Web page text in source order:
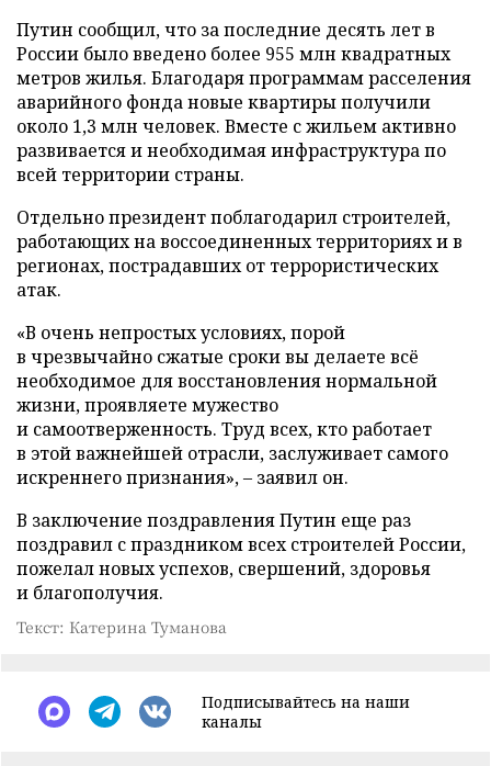
Путин сообщил, что за последние десять лет в
России было введено более 955 млн квадратных
метров жилья. Благодаря программам расселения
аварийного фонда новые квартиры получили
около 1,3 млн человек. Вместе с жильем активно
развивается и необходимая инфраструктура по
всей территории страны.
Отдельно президент поблагодарил строителей,
работающих на воссоединенных территориях и в
регионах, пострадавших от террористических
атак.
«В очень непростых условиях, порой
в чрезвычайно сжатые сроки вы делаете всё
необходимое для восстановления нормальной
жизни, проявляете мужество
и самоотверженность. Труд всех, кто работает
в этой важнейшей отрасли, заслуживает самого
искреннего признания», – заявил он.
В заключение поздравления Путин еще раз
поздравил с праздником всех строителей России,
пожелал новых успехов, свершений, здоровья
и благополучия.
Текст: Катерина Туманова
Подписывайтесь на наши
каналы